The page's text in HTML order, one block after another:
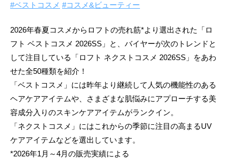
#ベストコスメ #コスメ&ビューティー
2026年春夏コスメからロフトの売れ筋*より選出された「ロ
フト ベストコスメ 2026SS」と、バイヤーが次のトレンドと
して注目している「ロフト ネクストコスメ 2026SS」をあわ
せた全50種類を紹介！
「ベストコスメ」には昨年より継続して人気の機能性のある
ヘアケアアイテムや、さまざまな肌悩みにアプローチする美
容成分入りのスキンケアアイテムがランクイン。
「ネクストコスメ」にはこれからの季節に注目の高まるUV
ケアアイテムなどを選出しています。
*2026年1月～4月の販売実績による